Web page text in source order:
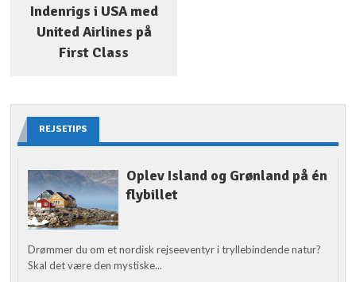
Indenrigs i USA med
United Airlines på
First Class
REJSETIPS
Oplev Island og Grønland på én
flybillet
Drømmer du om et nordisk rejseeventyr i tryllebindende natur?
Skal det være den mystiske...